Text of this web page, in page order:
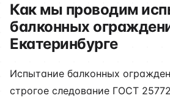
Как мы проводим
балконных
Екатеринбурге
Испытание балконных
строгое следование ГОСТ